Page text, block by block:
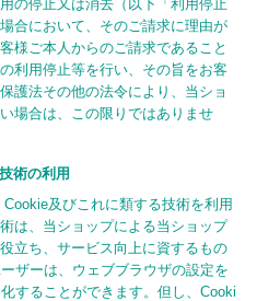
の停止又は消去（以下「利用停止
合において、そのご請求に理由が
様ご本人からのご請求であること
利用停止等を行い、その旨をお客
護法その他の法令により、当ショ
場合は、この限りではありませ
術の利用
及びこれに類する技術を利用
は、当ショップによる当ショップ
立ち、サービス向上に資するもの
ザーは、ウェブブラウザの設定を
することができます。但し、Cooki